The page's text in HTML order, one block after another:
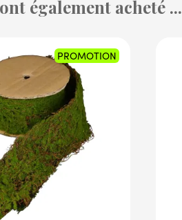
également acheté ...
PROMOTION